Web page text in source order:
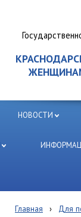
НОВОСТИ
Главная › Для